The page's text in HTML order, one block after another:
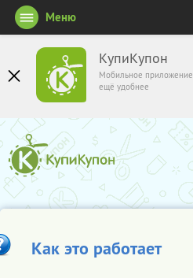
КупиКупон
Мобильное приложение
ещё удобнее
Меню
Как это работает